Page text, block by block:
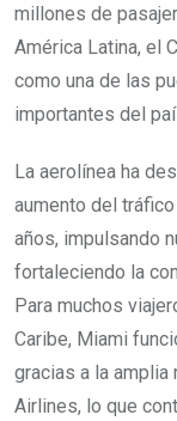
millones de
América Latina, el
como una de las
importantes del
La aerolínea ha
aumento del
años, impulsando
fortaleciendo la
Para muchos
Caribe, Miami
gracias a la amplia
Airlines, lo que